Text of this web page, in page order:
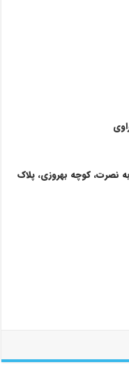
نصرت، کوچه بهروزی، پلاک